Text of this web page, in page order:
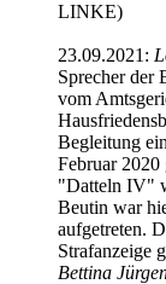
LINKE)
23.09.2021:
Sprecher
vom
Begleitung
Februar
"Datteln IV"
Beutin war
aufgetreten.
Strafanzeige
Bettina